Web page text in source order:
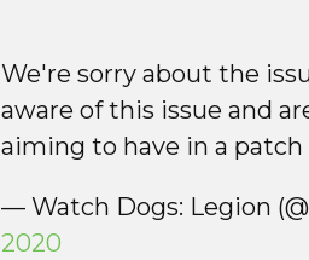
We're sorry about the
aware of this issue and
aiming to have in a
— Watch Dogs: Legion
2020